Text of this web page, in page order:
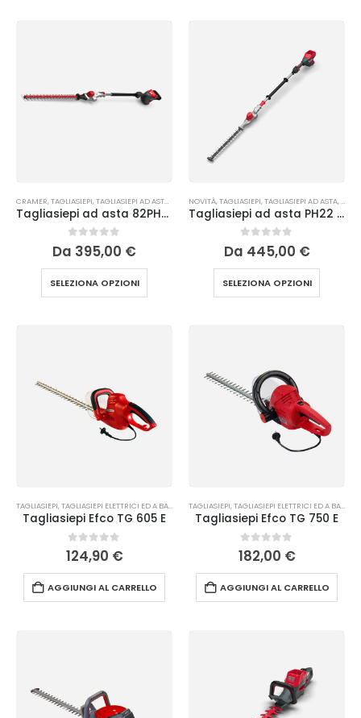
CRAMER,TAGLIASIEPI,TAGLIASIEPI AD ASTA TAGLIASIEPI ELETTRICI ED A BATTERIA
Tagliasiepi ad asta 82PH23 Cramer
Su 5
Da 395,00 €
SELEZIONA OPZIONI
NOVITÀ,TAGLIASIEPI,TAGLIASIEPI AD ASTA,
Tagliasiepi ad asta PH22 Cramer
Su 5
Da 445,00 €
SELEZIONA OPZIONI
TAGLIASIEPI,TAGLIASIEPI ELETTRICI ED A BATTERIA
Tagliasiepi Efco TG 605 E
0Su 5
124,90 €
AGGIUNGI AL CARRELLO
TAGLIASIEPI,TAGLIASIEPI ELETTRICI ED A BATTERIA
Tagliasiepi Efco TG 750 E
0Su 5
182,00 €
AGGIUNGI AL CARRELLO